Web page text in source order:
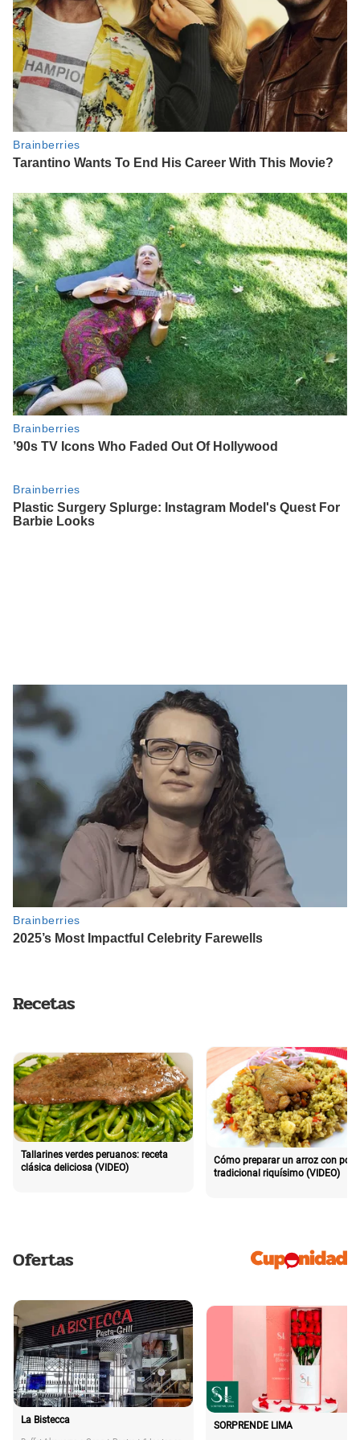
Recetas
Tallarines verdes peruanos: receta
clásica deliciosa (VIDEO)
Cómo preparar un arroz con pollo
tradicional riquísimo (VIDEO)
Ofertas
La Bistecca SORPRENDE LIMA